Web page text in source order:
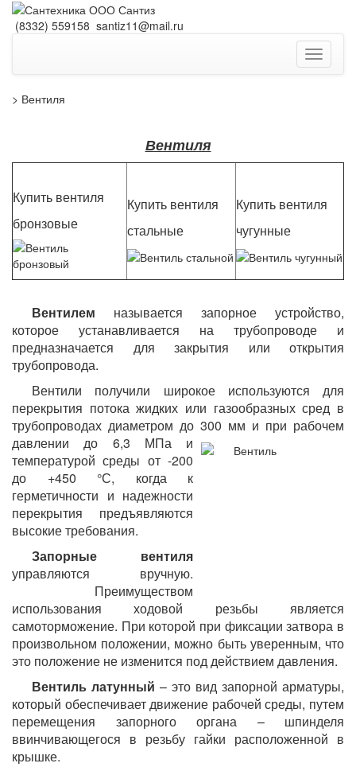
(8332) 559158 santiz11@mail.ru
> Вентиля
Вентиля
Купить вентиля
бронзовые
Купить вентиля
стальные
Купить вентиля
чугунные
Вентилем называется запорное устройство,
которое устанавливается на трубопроводе и
предназначается для закрытия или открытия
трубопровода.
Вентили получили широкое используются для
перекрытия потока жидких или газообразных сред в
трубопроводах диаметром до 300 мм и при рабочем
давлении до 6,3 МПа и
температурой среды от -200
до +450 °С, когда к
герметичности и надежности
перекрытия предъявляются
высокие требования.
Запорные вентиля
управляются вручную.
Преимуществом
использования ходовой резьбы является
самоторможение. При которой при фиксации затвора в
произвольном положении, можно быть уверенным, что
это положение не изменится под действием давления.
Вентиль латунный – это вид запорной арматуры,
который обеспечивает движение рабочей среды, путем
перемещения запорного органа – шпинделя
ввинчивающегося в резьбу гайки расположенной в
крышке.